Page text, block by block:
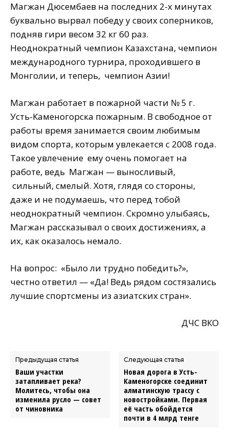
Магжан Дюсембаев на последних 2-х минутах
буквально вырвал победу у своих соперников,
подняв гири весом 32 кг 60 раз.
Неоднократный чемпион Казахстана, чемпион
международного турнира, проходившего в
Монголии, и теперь, чемпион Азии!
Магжан работает в пожарной части № 5 г.
Усть-Каменогорска пожарным. В свободное от
работы время занимается своим любимым
видом спорта, которым увлекается с 2008 года.
Такое увлечение ему очень помогает на
работе, ведь Магжан — выносливый,
сильный, смелый. Хотя, глядя со стороны,
даже и не подумаешь, что перед тобой
неоднократный чемпион. Скромно улыбаясь,
Магжан рассказывал о своих достижениях, а
их, как оказалось немало.
На вопрос: «Было ли трудно победить?»,
честно ответил — «Да! Ведь рядом состязались
лучшие спортсмены из азиатских стран».
ДЧС ВКО
Предыдущая статья
Ваши участки
затапливает река?
Молитесь, чтобы она
изменила русло — совет
от чиновника
Следующая статья
Новая дорога в Усть-
Каменогорске соединит
алматинскую трассу с
новостройками. Первая
её часть обойдется
почти в 4 млрд тенге